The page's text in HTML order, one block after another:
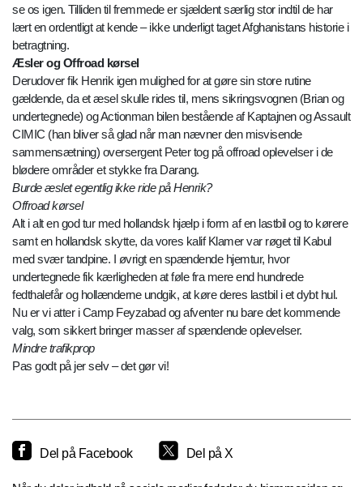
se os igen. Tilliden til fremmede er sjældent særlig stor indtil de har
lært en ordentligt at kende – ikke underligt taget Afghanistans historie i
betragtning.
Æsler og Offroad kørsel
Derudover fik Henrik igen mulighed for at gøre sin store rutine
gældende, da et æsel skulle rides til, mens sikringsvognen (Brian og
undertegnede) og Actionman bilen bestående af Kaptajnen og Assault
CIMIC (han bliver så glad når man nævner den misvisende
sammensætning) oversergent Peter tog på offroad oplevelser i de
blødere områder et stykke fra Darang.
Burde æslet egentlig ikke ride på Henrik?
Offroad kørsel
Alt i alt en god tur med hollandsk hjælp i form af en lastbil og to kørere
samt en hollandsk skytte, da vores kalif Klamer var røget til Kabul
med svær tandpine. I øvrigt en spændende hjemtur, hvor
undertegnede fik kærligheden at føle fra mere end hundrede
fedthalefår og hollænderne undgik, at køre deres lastbil i et dybt hul.
Nu er vi atter i Camp Feyzabad og afventer nu bare det kommende
valg, som sikkert bringer masser af spændende oplevelser.
Mindre trafikprop
Pas godt på jer selv – det gør vi!
Del på Facebook Del på X